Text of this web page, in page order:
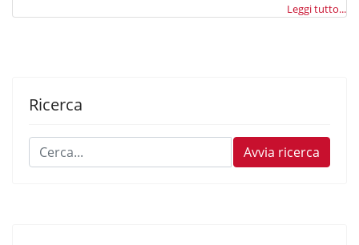
Leggi tutto...
Ricerca
Cerca... Avvia ricerca